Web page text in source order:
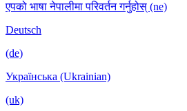
एपको भाषा नेपालीमा परिवर्तन गर्नुहोस् (ne)
Deutsch
(de)
Українська (Ukrainian)
(uk)